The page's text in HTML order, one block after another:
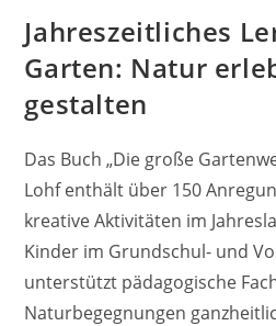
Jahreszeitliches
Garten: Natur
gestalten
Das Buch „Die große
Lohf enthält über 150
kreative Aktivitäten im
Kinder im Grundschul- und
unterstützt pädagogische
Naturbegegnungen